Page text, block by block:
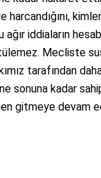
harcandığını,
ağır iddiaların
Mecliste
tarafından
sonuna kadar
gitmeye devam